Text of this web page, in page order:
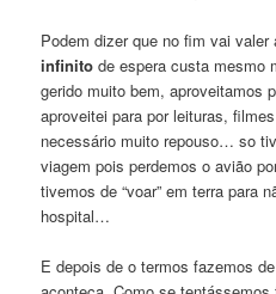
Podem dizer que no fim vai
infinito de espera custa mesmo
gerido muito bem, aproveitamos
aproveitei para por leituras,
necessário muito repouso… so
viagem pois perdemos o avião
tivemos de “voar” em terra para
hospital…
E depois de o termos fazemos